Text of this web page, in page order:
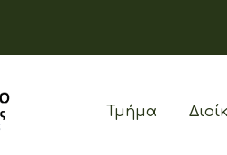
Τμήμα